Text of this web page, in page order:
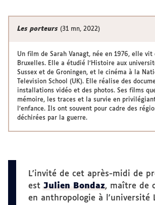
Les porteurs (31 mn, 2022)
Un film de Sarah Vanagt, née en 1976, elle
Bruxelles. Elle a étudié l’Histoire aux
Sussex et de Groningen, et le cinéma à la
Television School (UK). Elle réalise des
installations vidéo et des photos. Ses films
mémoire, les traces et la survie en
l’enfance. Ils ont souvent pour cadre des
déchirées par la guerre.
L'invité de cet après-midi de
est Julien Bondaz, maître de
en anthropologie à l'université